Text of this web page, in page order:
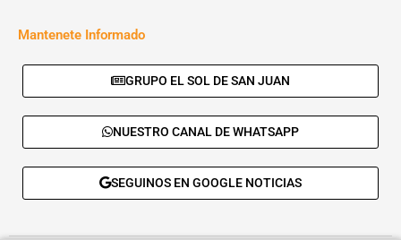
Mantenete Informado
GRUPO EL SOL DE SAN JUAN
NUESTRO CANAL DE WHATSAPP
SEGUINOS EN GOOGLE NOTICIAS